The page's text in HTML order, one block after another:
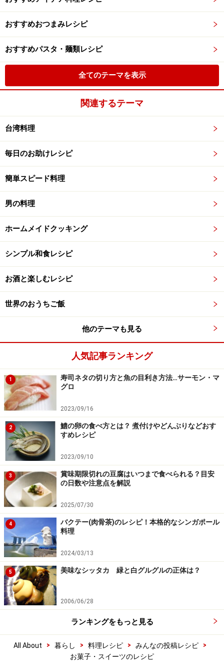
おすすめおつまみレシピ
おすすめパスタ・麺類レシピ
全てのテーマを表示
関連するテーマ
台湾料理
毎日のお助けレシピ
簡単スピード料理
男の料理
ホームメイドクッキング
シンプル和食レシピ
お酒と楽しむレシピ
世界のおうちご飯
他のテーマも見る
人気記事ランキング
1
寿司ネタの切り方と魚の目利き方法…サーモン・マ
グロ
2023/09/16
2
鱧の卵の食べ方とは？ 煮付けやどんぶりなどおす
すめレシピ
2023/09/10
3
賞味期限切れの豆腐はいつまで食べられる？目安
の日数や注意点を解説
2025/07/30
4
バクテー(肉骨茶)のレシピ！本格的なシンガポール
料理
2024/03/13
5 美味なシッタカ 緑と白グルグルの正体は？
2006/06/28
ランキングをもっと見る
All About > 暮らし > 料理レシピ > みんなの投稿レシピ
>
お菓子・スイーツのレシピ